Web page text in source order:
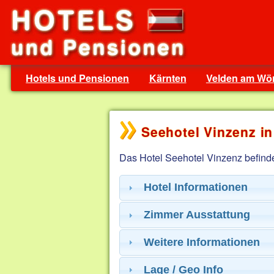
Hotels und Pensionen Kärnten Velden am
Seehotel Vinzenz
Das Hotel Seehotel Vinzenz
Hotel Informationen
Zimmer Ausstattung
Weitere Informationen
Lage / Geo Info